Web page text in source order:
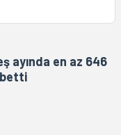
ayında en az 646